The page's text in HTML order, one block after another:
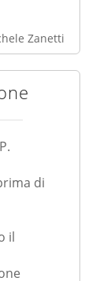
Zanetti
di
il